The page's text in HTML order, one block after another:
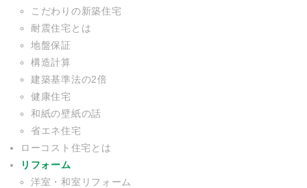
こだわりの新築住宅
耐震住宅とは
地盤保証
構造計算
建築基準法の2倍
健康住宅
和紙の壁紙の話
省エネ住宅
ローコスト住宅とは
リフォーム
洋室・和室リフォーム